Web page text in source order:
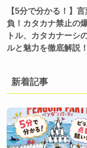
【5分で分かる！】
負！カタカナ禁止の
トル、カタカナーシ
ルと魅力を徹底解説
新着記事